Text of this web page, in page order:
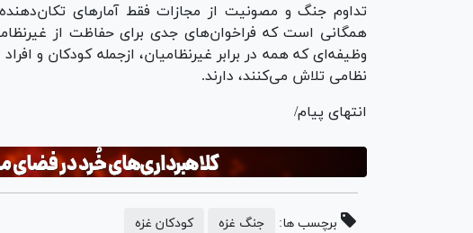
تداوم جنگ و مصونیت از مجازات فقط آمار‌های
همگانی است که فراخوان‌های جدی برای حفاظت از
وظیفه‌ای که همه در برابر غیرنظامیان، ازجمله کودکان و
نظامی تلاش می‌کنند، دارند.
انتهای پیام/
برچسب ها: جنگ غزه کودکان غزه